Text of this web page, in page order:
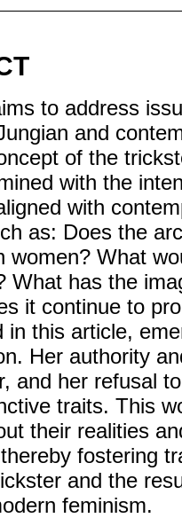
to address
and
of the
with the
with
as: Does the
women? What
What has the
it continue to
in this article,
Her authority
and her refusal
traits. This
their realities
fostering
and the
feminism.